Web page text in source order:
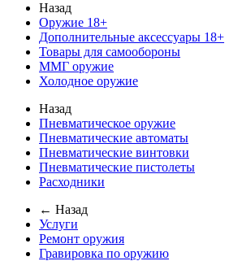
Назад
Оружие 18+
Дополнительные аксессуары 18+
Товары для самообороны
ММГ оружие
Холодное оружие
Назад
Пневматическое оружие
Пневматические автоматы
Пневматические винтовки
Пневматические пистолеты
Расходники
← Назад
Услуги
Ремонт оружия
Гравировка по оружию